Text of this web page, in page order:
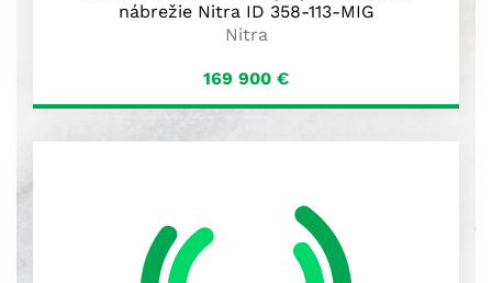
nábrežie Nitra ID 358-113-MIG
Nitra
169 900 €